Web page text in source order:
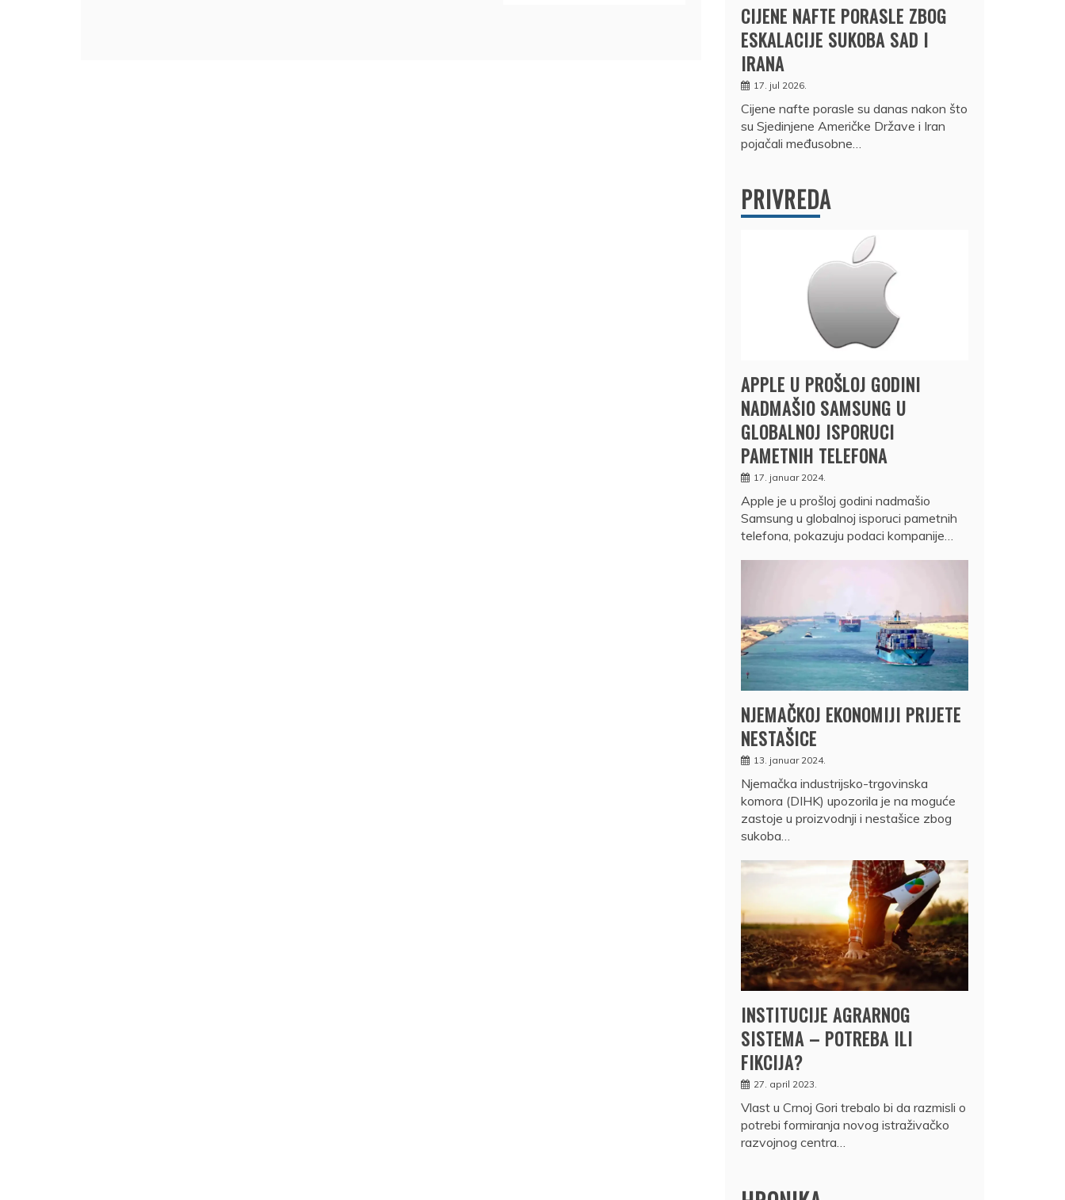
CIJENE NAFTE PORASLE ZBOG
ESKALACIJE SUKOBA SAD I
IRANA
17. jul 2026.
Cijene nafte porasle su danas nakon što
su Sjedinjene Američke Države i Iran
pojačali međusobne…
PRIVREDA
APPLE U PROŠLOJ GODINI
NADMAŠIO SAMSUNG U
GLOBALNOJ ISPORUCI
PAMETNIH TELEFONA
17. januar 2024.
Apple je u prošloj godini nadmašio
Samsung u globalnoj isporuci pametnih
telefona, pokazuju podaci kompanije…
NJEMAČKOJ EKONOMIJI PRIJETE
NESTAŠICE
13. januar 2024.
Njemačka industrijsko-trgovinska
komora (DIHK) upozorila je na moguće
zastoje u proizvodnji i nestašice zbog
sukoba…
INSTITUCIJE AGRARNOG
SISTEMA – POTREBA ILI
FIKCIJA?
27. april 2023.
Vlast u Crnoj Gori trebalo bi da razmisli o
potrebi formiranja novog istraživačko
razvojnog centra…